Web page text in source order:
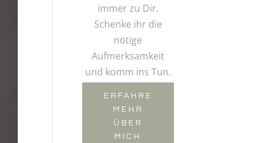
immer zu Dir.
Schenke ihr die
nötige
Aufmerksamkeit
und komm ins Tun.
ERFAHRE
MEHR
ÜBER
MICH